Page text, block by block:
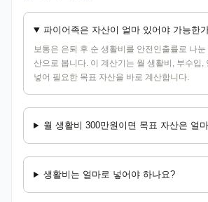
파이어족은 자산이 얼마 있어야 가능한
보통은 은퇴 후 순 생활비를 안전인출률로 나
산으로 봅니다. 이 계산기는 월 생활비, 부수입,
넣어 필요한 목표 자산을 바로 계산합니다.
월 생활비 300만원이면 목표 자산은 얼
생활비는 얼마로 넣어야 하나요?